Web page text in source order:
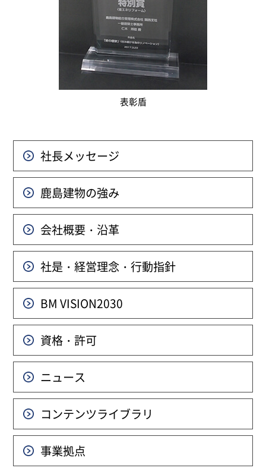
表彰盾
社長メッセージ
鹿島建物の強み
会社概要・沿革
社是・経営理念・行動指針
BM VISION2030
資格・許可
ニュース
コンテンツライブラリ
事業拠点